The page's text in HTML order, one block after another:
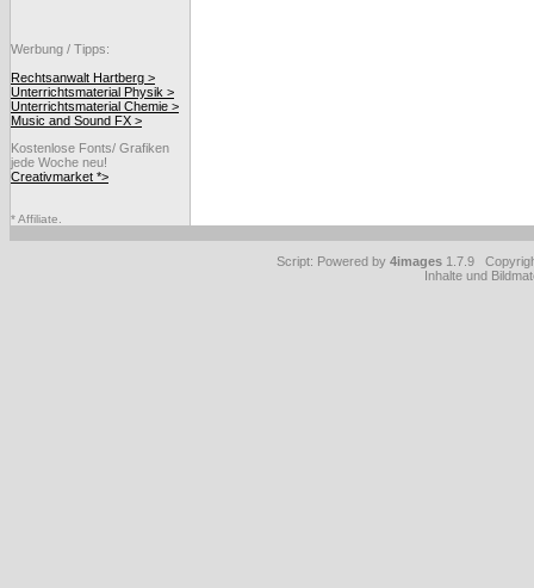
Werbung / Tipps:
Rechtsanwalt Hartberg >
Unterrichtsmaterial Physik >
Unterrichtsmaterial Chemie >
Music and Sound FX >
Kostenlose Fonts/ Grafiken
jede Woche neu!
Creativmarket *>
* Affiliate.
Script: Powered by 4images 1.7.9
Inhalte und